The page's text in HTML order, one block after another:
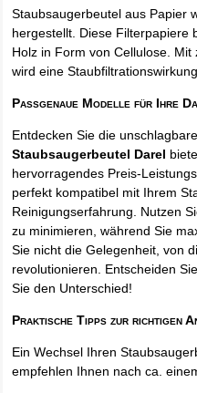
Staubsaugerbeutel aus Papier
hergestellt. Diese Filterpapiere
Holz in Form von Cellulose.
wird eine
Passgenaue Modelle für Ihre
Entdecken Sie die
Staubsaugerbeutel Darel
hervorragendes Preis-
perfekt kompatibel mit Ihrem
Reinigungserfahrung. Nutzen
zu minimieren, während Sie
Sie nicht die Gelegenheit, von
revolutionieren. Entscheiden
Sie den Unterschied!
Praktische Tipps zur richtigen
Ein Wechsel Ihren
empfehlen Ihnen nach ca.